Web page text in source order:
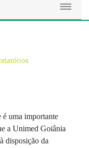
é uma importante
a Unimed Goiânia
disposição da